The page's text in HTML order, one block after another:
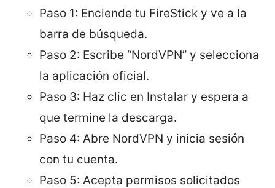
Paso 1: Enciende tu FireStick y ve a la
barra de búsqueda.
Paso 2: Escribe “NordVPN” y selecciona
la aplicación oficial.
Paso 3: Haz clic en Instalar y espera a
que termine la descarga.
Paso 4: Abre NordVPN y inicia sesión
con tu cuenta.
Paso 5: Acepta permisos solicitados